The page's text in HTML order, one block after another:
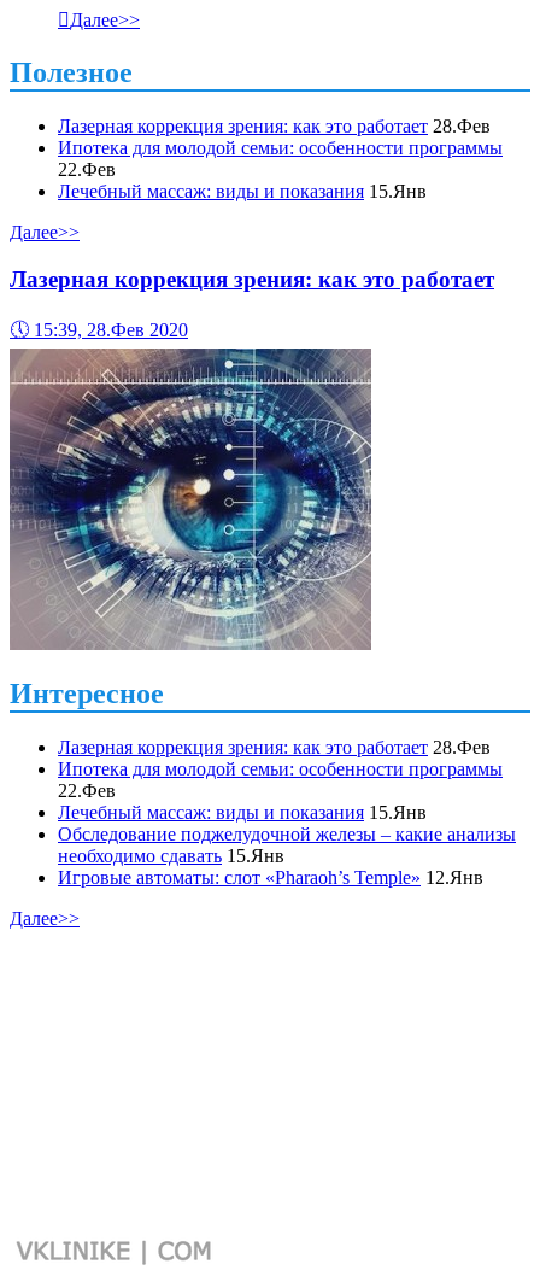
Далее>>
Полезное
Лазерная коррекция зрения: как это работает 28.Фев
Ипотека для молодой семьи: особенности программы
22.Фев
Лечебный массаж: виды и показания 15.Янв
Далее>>
Лазерная коррекция зрения: как это работает
🕔 15:39, 28.Фев 2020
Интересное
Лазерная коррекция зрения: как это работает 28.Фев
Ипотека для молодой семьи: особенности программы
22.Фев
Лечебный массаж: виды и показания 15.Янв
Обследование поджелудочной железы – какие анализы
необходимо сдавать 15.Янв
Игровые автоматы: слот «Pharaoh’s Temple» 12.Янв
Далее>>